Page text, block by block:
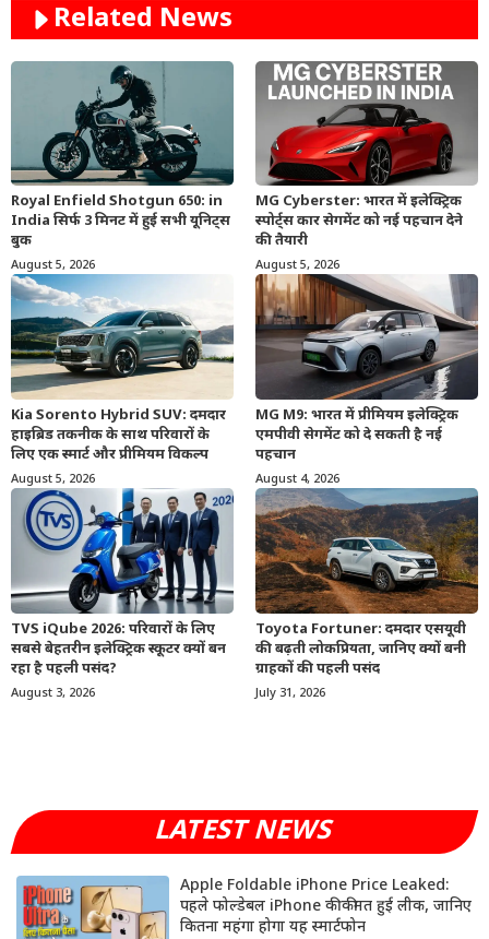
Related News
Royal Enfield Shotgun 650: in
India सिर्फ 3 मिनट में हुई सभी यूनिट्स
बुक
August 5, 2026
MG Cyberster: भारत में इलेक्ट्रिक
स्पोर्ट्स कार सेगमेंट को नई पहचान देने
की तैयारी
August 5, 2026
Kia Sorento Hybrid SUV: दमदार
हाइब्रिड तकनीक के साथ परिवारों के
लिए एक स्मार्ट और प्रीमियम विकल्प
August 5, 2026
MG M9: भारत में प्रीमियम इलेक्ट्रिक
एमपीवी सेगमेंट को दे सकती है नई
पहचान
August 4, 2026
TVS iQube 2026: परिवारों के लिए
सबसे बेहतरीन इलेक्ट्रिक स्कूटर क्यों बन
रहा है पहली पसंद?
August 3, 2026
Toyota Fortuner: दमदार एसयूवी
की बढ़ती लोकप्रियता, जानिए क्यों बनी
ग्राहकों की पहली पसंद
July 31, 2026
LATEST NEWS
Apple Foldable iPhone Price Leaked:
पहले फोल्डेबल iPhone की कीमत हुई लीक, जानिए
कितना महंगा होगा यह स्मार्टफोन